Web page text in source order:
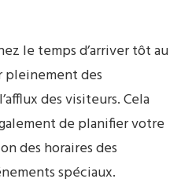
le temps d’arriver tôt au
des
des visiteurs. Cela
de planifier votre
des horaires des
spéciaux.